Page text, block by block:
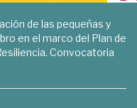
de las pequeñas y
en el marco del Plan de
Convocatoria